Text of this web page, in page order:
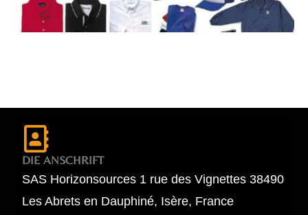
DIE ANSCHRIFT
SAS Horizonsources 1 rue des Vignettes 38490
Les Abrets en Dauphiné, Isère, France